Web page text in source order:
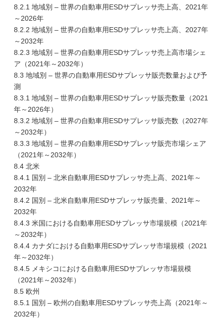
8.2.1 地域別 – 世界の自動車用ESDサプレッサ売上高、2021年
～2026年
8.2.2 地域別 – 世界の自動車用ESDサプレッサ売上高、2027年
～2032年
8.2.3 地域別 – 世界の自動車用ESDサプレッサ売上高市場シェ
ア（2021年～2032年）
8.3 地域別 – 世界の自動車用ESDサプレッサ販売数量および予
測
8.3.1 地域別 – 世界の自動車用ESDサプレッサ販売数量（2021
年～2026年）
8.3.2 地域別 – 世界の自動車用ESDサプレッサ販売数（2027年
～2032年）
8.3.3 地域別 – 世界の自動車用ESDサプレッサ販売市場シェア
（2021年～2032年）
8.4 北米
8.4.1 国別 – 北米自動車用ESDサプレッサ売上高、2021年～
2032年
8.4.2 国別 – 北米自動車用ESDサプレッサ販売量、2021年～
2032年
8.4.3 米国における自動車用ESDサプレッサ市場規模（2021年
～2032年）
8.4.4 カナダにおける自動車用ESDサプレッサ市場規模（2021
年～2032年）
8.4.5 メキシコにおける自動車用ESDサプレッサ市場規模
（2021年～2032年）
8.5 欧州
8.5.1 国別 – 欧州の自動車用ESDサプレッサ売上高（2021年～
2032年）